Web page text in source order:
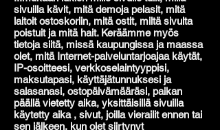
sivuilla kävit, mitä demoja pelasit, mitä
laitoit ostoskoriin, mitä ostit, miltä sivulta
poistuit ja mitä hait. Keräämme myös
tietoja siitä, missä kaupungissa ja maassa
olet, mitä Internet-palveluntarjoajaa käytät,
IP-osoitteesi, verkkoselaintyyppisi,
maksutapasi, käyttäjätunnuksesi ja
salasanasi, ostopäivämääräsi, paikan
päällä vietetty aika, yksittäisillä sivuilla
käytetty aika , sivut, joilla vierailit ennen tai
sen jälkeen, kun olet siirtynyt